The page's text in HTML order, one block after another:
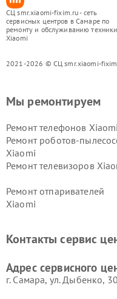
СЦ smr.xiaomi-fixim.ru - сеть
сервисных центров в Самаре по
ремонту и обслуживанию техники
Xiaomi
2021-2026 © СЦ smr.xiaomi-
Мы ремонтируем
Ремонт телефонов Xiaomi
Ремонт роботов-
Xiaomi
Ремонт телевизоров
Ремонт отпаривателей
Xiaomi
Ремонт стиральных
Контакты сервис
Адрес сервисного
г. Самара, ул. Дыбенко, 30